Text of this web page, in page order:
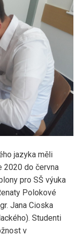
jazyka měli
2020 do června
pro SŠ výuka
Polokové
Jana Cioska
Studenti
v